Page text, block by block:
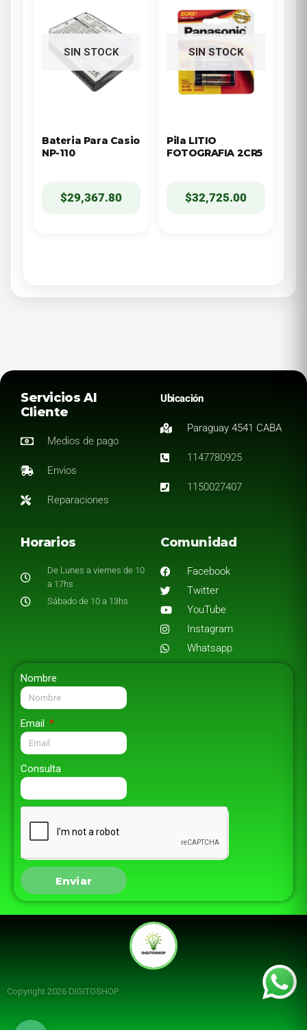
SIN STOCK
Bateria Para Casio
NP-110
$29,367.80
SIN STOCK
Pila LITIO
FOTOGRAFIA 2CR5
$32,725.00
Servicios Al
Cliente
Medios de pago
Envios
Reparaciones
Ubicación
Paraguay 4541 CABA
1147780925
1150027407
Horarios
De Lunes a viernes de 10
a 17hs
Sábado de 10 a 13hs
Comunidad
Facebook
Twitter
YouTube
Instagram
Whatsapp
Nombre
Email
Consulta
Enviar
Copyright 2026 DIGITOSHOP